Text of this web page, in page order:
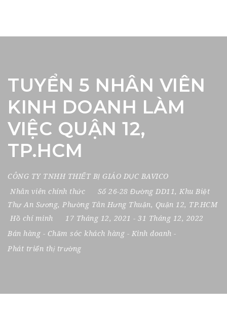
TUYỂN 5 NHÂN VIÊN
KINH DOANH LÀM
VIỆC QUẬN 12,
TP.HCM
CÔNG TY TNHH THIẾT BỊ GIÁO DỤC BAVICO
Nhân viên chính thức
Số 26-28 Đường DD11, Khu Biệt
Thự An Sương, Phường Tân Hưng Thuận, Quận 12, TP.HCM
Hồ chí minh
17 Tháng 12, 2021 - 31 Tháng 12, 2022
Bán hàng - Chăm sóc khách hàng - Kinh doanh -
Phát triển thị trường